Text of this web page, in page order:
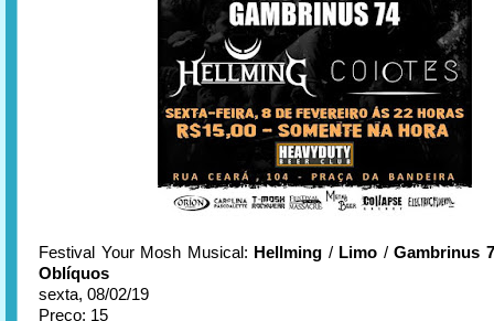
Festival Your Mosh Musical: Hellming / Limo / Gambrinus
Oblíquos
sexta, 08/02/19
Preço: 15